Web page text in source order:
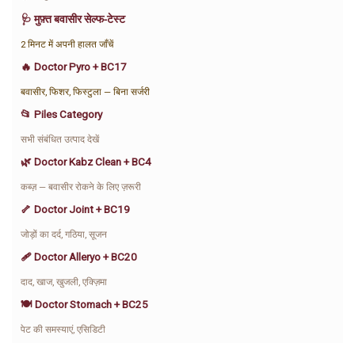
🩺 मुफ़्त बवासीर सेल्फ-टेस्ट
2 मिनट में अपनी हालत जाँचें
🔥 Doctor Pyro + BC17
बवासीर, फिशर, फिस्टुला — बिना सर्जरी
📂 Piles Category
सभी संबंधित उत्पाद देखें
🌿 Doctor Kabz Clean + BC4
कब्ज़ — बवासीर रोकने के लिए ज़रूरी
🦴 Doctor Joint + BC19
जोड़ों का दर्द, गठिया, सूजन
🩹 Doctor Alleryo + BC20
दाद, खाज, खुजली, एक्ज़िमा
🍽️ Doctor Stomach + BC25
पेट की समस्याएं, एसिडिटी